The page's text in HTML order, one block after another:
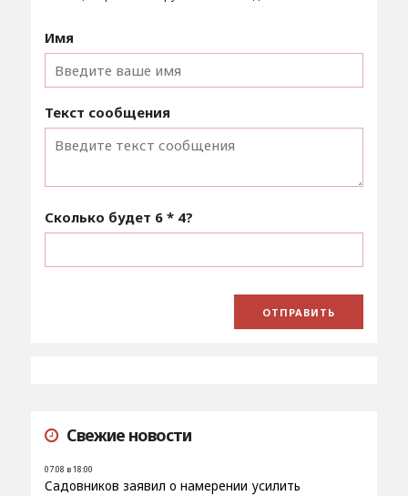
Имя
Текст сообщения
Сколько будет 6 * 4?
Свежие новости
07.08 в 18:00
Садовников заявил о намерении усилить